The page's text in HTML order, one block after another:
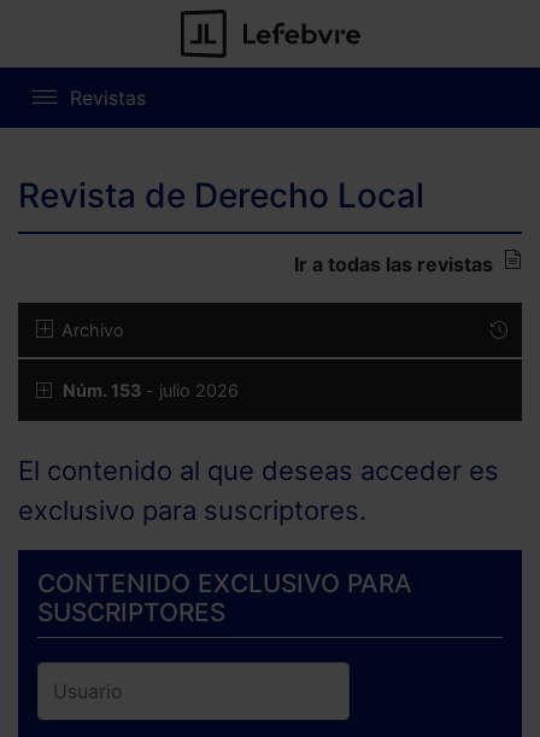
Revistas
Revista de Derecho Local
Ir a todas las revistas
Archivo
Núm. 153 - julio 2026
El contenido al que deseas acceder es
exclusivo para suscriptores.
CONTENIDO EXCLUSIVO PARA
SUSCRIPTORES